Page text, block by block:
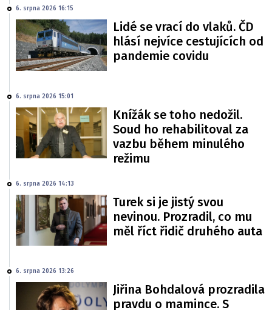
6. srpna 2026 16:15
Lidé se vrací do vlaků. ČD
hlásí nejvíce cestujících od
pandemie covidu
6. srpna 2026 15:01
Knížák se toho nedožil.
Soud ho rehabilitoval za
vazbu během minulého
režimu
6. srpna 2026 14:13
Turek si je jistý svou
nevinou. Prozradil, co mu
měl říct řidič druhého auta
6. srpna 2026 13:26
Jiřina Bohdalová prozradila
pravdu o mamince. S